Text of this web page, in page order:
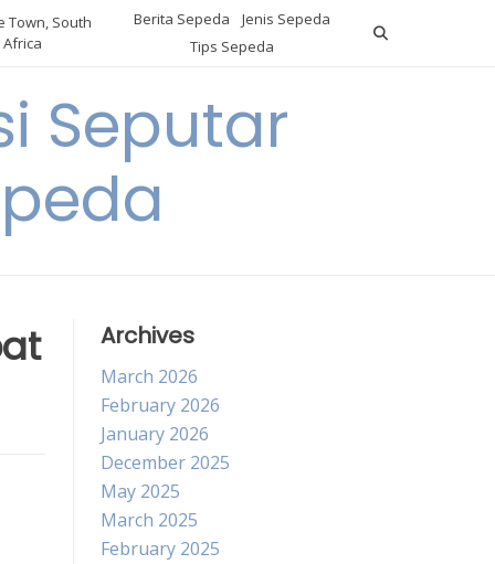
Town, South
Africa
Berita Sepeda
Jenis Sepeda
Tips Sepeda
Seputar
Archives
March 2026
February 2026
January 2026
December 2025
May 2025
March 2025
February 2025